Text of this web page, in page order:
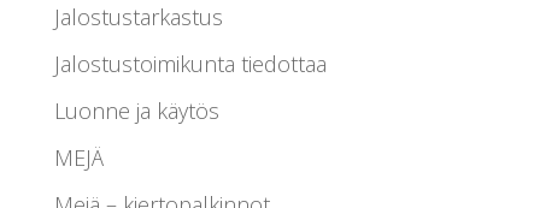
Jalostustarkastus
Jalostustoimikunta tiedottaa
Luonne ja käytös
MEJÄ